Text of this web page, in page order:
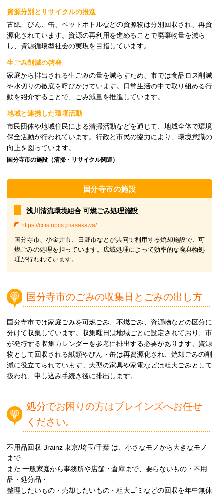
資源分別とリサイクルの推進
古紙、びん、缶、ペットボトルなどの資源物は分別回収され、再資
源化されています。資源の再利用を進めることで廃棄物量を減ら
し、資源循環型社会の実現を目指しています。
生ごみ削減の啓発
家庭から排出される生ごみの量を減らすため、市では食品ロス削減
や水切りの徹底を呼びかけています。日常生活の中で取り組める行
動を紹介することで、ごみ減量を推進しています。
地域と連携した環境活動
市民団体や地域住民による清掃活動などを通じて、地域全体で環境
保全活動が行われています。行政と市民の協力により、環境意識の
向上を図っています。
国分寺市の施設（清掃・リサイクル関連）
国分寺市の施設
浅川清流環境組合 可燃ごみ処理施設
https://cms.upcs.jp/asakawa/
国分寺市、小金井市、日野市などが共同で利用する焼却施設で、可
燃ごみの処理を担っています。広域処理によって効率的な廃棄物処
理が行われています。
国分寺市のごみの収集日とごみの出し方
国分寺市では家庭ごみを可燃ごみ、不燃ごみ、資源物などの区分に
分けて収集しています。収集曜日は地域ごとに設定されており、市
が発行する収集カレンダーを参考に排出する必要があります。資源
物として回収される紙類やびん・缶は再資源化され、焼却ごみの削
減に役立てられています。大型の家具や家電などは粗大ごみとして
扱われ、申し込み手続き後に排出します。
処分でお困りの方はブレインズへお任せ
ください。
不用品回収 Brainz 東京/埼玉/千葉 は、小さなモノから大きなモノ
まで、
また 一般家庭から事務所や店舗・倉庫まで、要らないもの・不用
品・処分品・
整理したいもの・売却したいもの・粗大ゴミなどの回収を年中無休